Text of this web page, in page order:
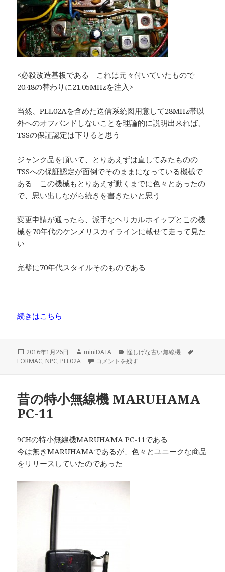
<必殺改造基板である これは元々付いていたもので
20.48の替わりに21.05MHzを注入>
当然、PLL02Aを含めた送信系統図用意して28MHz帯以
外へのオフバンドしないことを理論的に説明出来れば、
TSSの保証認定は下りると思う
ジャンク品を頂いて、とりあえずは直してみたものの
TSSへの保証認定が面倒でそのままになっている機械で
ある この機械もとりあえず動くまでに色々とあったの
で、思い出しながら続きを書きたいと思う
変更申請が通ったら、派手なヘリカルホイップとこの機
械を70年代のケンメリスカイラインに載せて走って見た
い
完璧に70年代スタイルそのものである
続きはこちら
投
稿
2016年1月26日
作
成
miniDATA
カ
テ
怪しげな古い無線機
FORMAC, NPC, PLL02A FORMAC 80CH 10m改造機 その1 に
コメントを残す
昔の特小無線機 MARUHAMA
PC-11
9CHの特小無線機MARUHAMA PC-11である
今は無きMARUHAMAであるが、色々とユニークな商品
をリリースしていたのであった